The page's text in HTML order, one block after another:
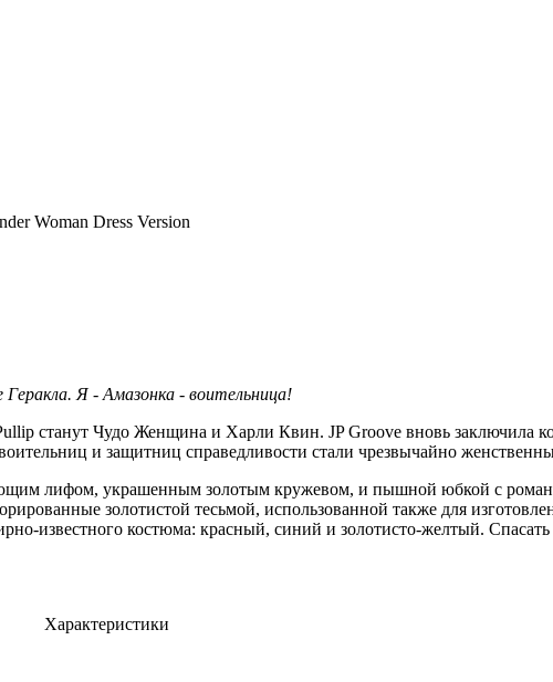
Woman Dress Version
Я - Амазонка - воительница!
станут Чудо Женщина и Харли Квин. JP Groove вновь заключила
и защитниц справедливости стали чрезвычайно
лифом, украшенным золотым кружевом, и пышной юбкой с
золотистой тесьмой, использованной также для
известного костюма: красный, синий и золотисто-желтый.
Характеристики